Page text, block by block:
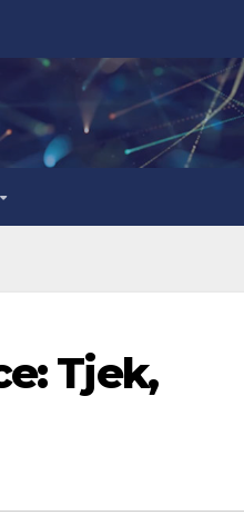
Tjek,